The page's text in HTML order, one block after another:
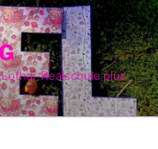
Realschule plus